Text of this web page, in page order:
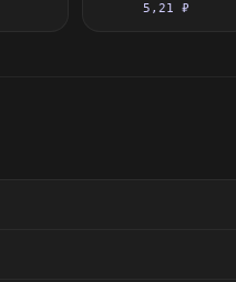
5,21 ₽